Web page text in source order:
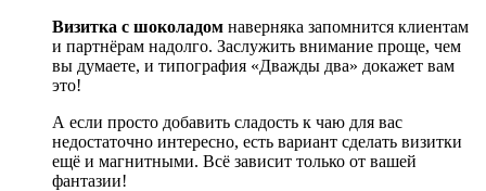
Визитка с шоколадом наверняка запомнится клиентам
и партнёрам надолго. Заслужить внимание проще, чем
вы думаете, и типография «Дважды два» докажет вам
это!
А если просто добавить сладость к чаю для вас
недостаточно интересно, есть вариант сделать визитки
ещё и магнитными. Всё зависит только от вашей
фантазии!